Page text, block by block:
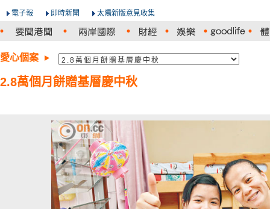
電子報 即時新聞 太陽新版意見收集
愛心個案
2.8萬個月餅贈基層慶中秋